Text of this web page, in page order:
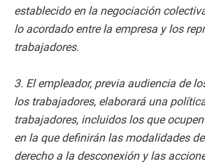
establecido en la negociación
lo acordado entre la empresa y los
trabajadores.
3. El empleador, previa audiencia de
los trabajadores, elaborará una
trabajadores, incluidos los que
en la que definirán las modalidades
derecho a la desconexión y las